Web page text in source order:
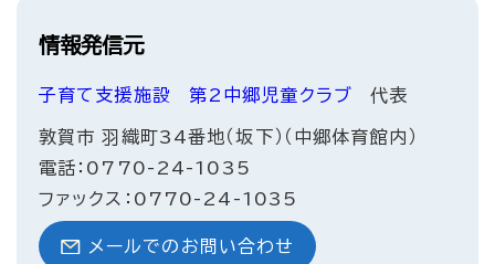
情報発信元
子育て支援施設 第2中郷児童クラブ 代表
敦賀市 羽織町34番地（坂下）（中郷体育館内）
電話：0770-24-1035
ファックス：0770-24-1035
メールでのお問い合わせ